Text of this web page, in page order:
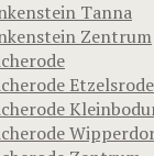
Tanna
Zentrum
Etzelsrode